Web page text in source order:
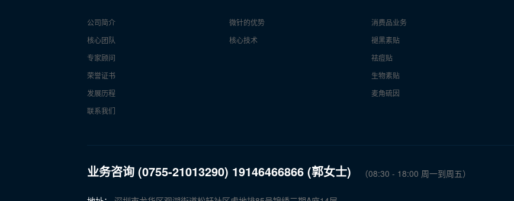
公司简介
核心团队
专家顾问
荣誉证书
发展历程
联系我们
微针的优势
核心技术
消费品业务
褪黑素贴
祛痘贴
生物素贴
麦角硫因
业务咨询 (0755-21013290) 19146466866 (郭女士) （08:30 - 18:00 周一到周五）